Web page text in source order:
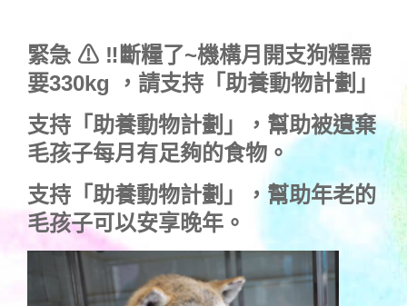
緊急 ⚠ ‼斷糧了~機構月開支狗糧需
要330kg ， 請支持「助養動物計劃」
支持 「助養動物計劃」
，幫助被遺棄
毛孩子每月有足夠的食物。
支持 「助養動物計劃」
，幫助年老的
毛孩子可以安享晚年。